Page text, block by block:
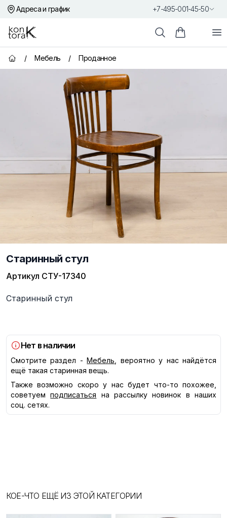
Адреса и график +7-495-001-45-50
Контора К
ПоискКорзина
Главная страница
/ Мебель / Проданное
Старинный стул
Артикул СТУ-17340
Описание
Старинный стул
Нет в наличии
Смотрите раздел - Мебель , вероятно у нас найдётся
ещё такая старинная вещь.
Также возможно скоро у нас будет что-то похожее,
советуем
подписаться
на рассылку новинок в наших
соц. сетях.
КОЕ-ЧТО ЕЩЁ ИЗ ЭТОЙ КАТЕГОРИИ